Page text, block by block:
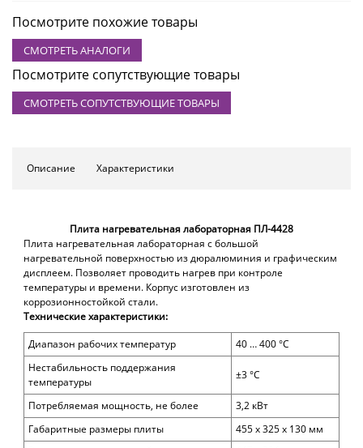
Посмотрите похожие товары
СМОТРЕТЬ АНАЛОГИ
Посмотрите сопутствующие товары
СМОТРЕТЬ СОПУТСТВУЮЩИЕ ТОВАРЫ
Описание Характеристики
Плита нагревательная лабораторная ПЛ-4428
Плита нагревательная лабораторная с большой
нагревательной поверхностью из дюралюминия и графическим
дисплеем. Позволяет проводить нагрев при контроле
температуры и времени. Корпус изготовлен из
коррозионностойкой стали.
Технические характеристики:
Диапазон рабочих температур
40 … 400 °С
Нестабильность поддержания
температуры
±3 °С
Потребляемая мощность, не более 3,2 кВт
Габаритные размеры плиты
455 х 325 х 130 мм